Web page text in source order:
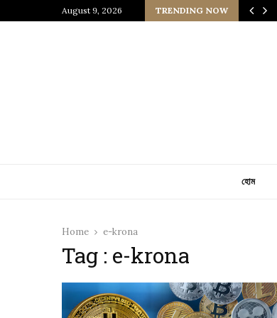
August 9, 2026 TRENDING NOW
উত্তরাধিকারীর গল্প
হোম
Home e-krona
Tag : e-krona